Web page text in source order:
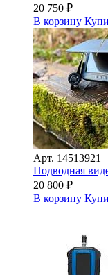
20 750 ₽
В корзину
Арт. 14513921
Подводная
20 800 ₽
В корзину